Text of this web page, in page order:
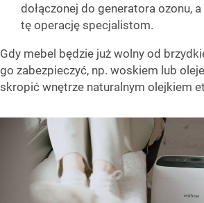
dołączonej do generatora ozonu,
tę operację specjalistom.
Gdy mebel będzie już wolny od
go zabezpieczyć, np. woskiem lub
skropić wnętrze naturalnym olejkiem